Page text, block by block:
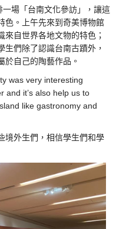
場「台南文化參訪」，讓這
色。上午先來到奇美博物館
自世界各地文物的特色；
們除了認識台南古蹟外，
於自己的陶藝作品。
was very interesting
and it’s also help us to
like gastronomy and
境外生們，相信學生們和學